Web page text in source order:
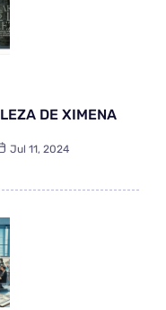
DE XIMENA
Jul 11, 2024